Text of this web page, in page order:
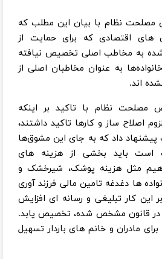
نظام با بیان این مطلب که
اقتصادی که برای حمایت از
شده به مخاطب اصلی تخصیص نیافته
به عنوان مخاطبان اصلی از
اند.
نظام با تاکید بر اینکه
اصلاح ساز و کارها تاکید داشتند،
داد که به جای این مشوق‌ها
است باید بخشی از هزینه های
مثل هزینه پوشک، شیرخشک و
ها دغدغه تامین مالی فرزند آوری
این کار تبلیغی و رسانه ای افزایش
در قانون مشخص شده، تخصیص یابد.
مادران و خانم های باردار تسهیل